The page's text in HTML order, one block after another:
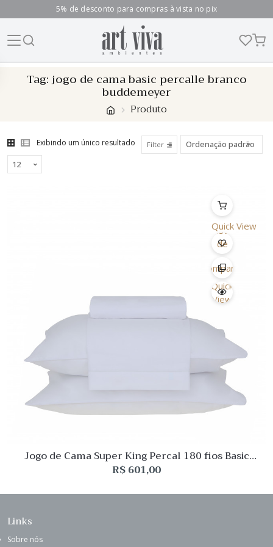
5% de desconto para compras à vista no pix
Tag:jogo de cama basic percalle branco
buddemeyer
Produto
Exibindo um único resultado Filter
Quick View
Lista
de
Desejo
Comparar
Quick
View
Jogo de Cama Super King Percal 180 fios Basic
Percalle Branco Buddemeyer
R$601,00
Links
Sobre nós